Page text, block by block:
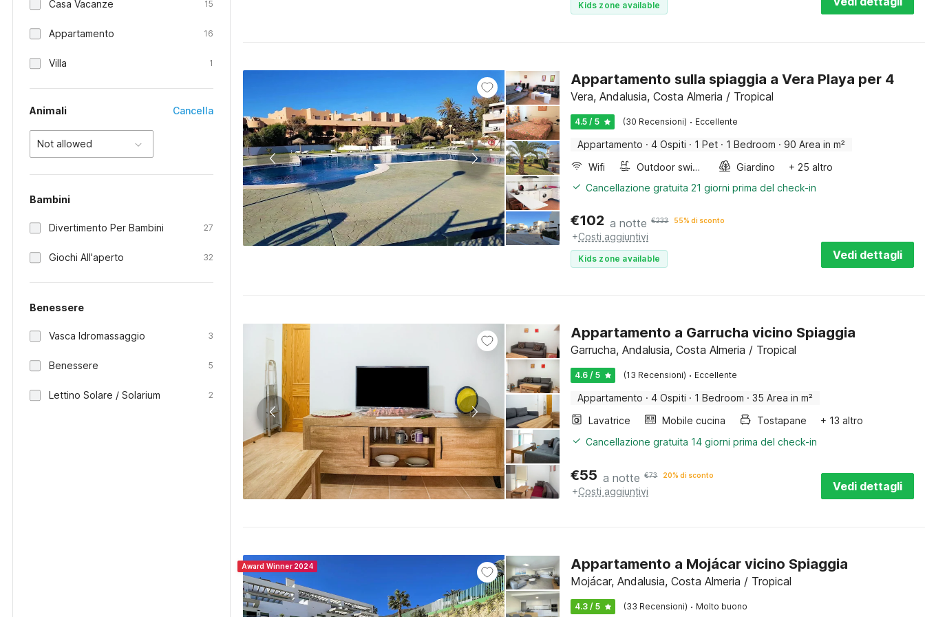
Casa Vacanze 15
Appartamento 16
Villa 1
Animali Cancella
Not allowed
Bambini
Divertimento Per Bambini 27
Giochi All'aperto 32
Benessere
Vasca Idromassaggio 3
Benessere 5
Lettino Solare / Solarium 2
Kids zone available
Appartamento sulla spiaggia a Vera Playa per 4
Vera, Andalusia, Costa Almeria / Tropical
4.5 / 5 (30 Recensioni) · Eccellente
Appartamento · 4 Ospiti · 1 Pet · 1 Bedroom · 90 Area in m²
Wifi
Outdoor swimming pool Giardino
+ 25 altro
Cancellazione gratuita 21 giorni prima del check-in
€102 a notte €233 55% di sconto
+Costi aggiuntivi
Kids zone available Vedi dettagli
Appartamento a Garrucha vicino Spiaggia
Garrucha, Andalusia, Costa Almeria / Tropical
4.6 / 5 (13 Recensioni) · Eccellente
Appartamento · 4 Ospiti · 1 Bedroom · 35 Area in m²
Lavatrice
Mobile cucina Tostapane
+ 13 altro
Cancellazione gratuita 14 giorni prima del check-in
€55 a notte €73 20% di sconto
+Costi aggiuntivi Vedi dettagli
Award Winner 2024 Appartamento a Mojácar vicino Spiaggia
Mojácar, Andalusia, Costa Almeria / Tropical
4.3 / 5 (33 Recensioni) · Molto buono